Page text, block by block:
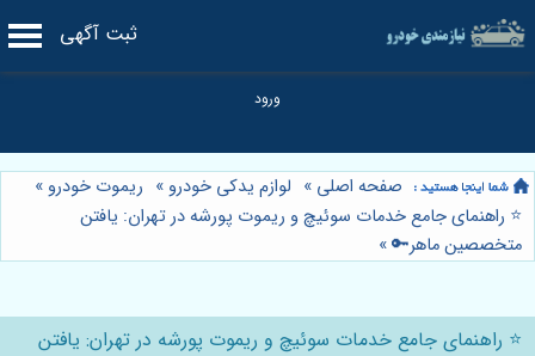
ثبت آگهی
صفحه اصلی » لوازم یدکی خودرو » ریموت خودرو »
⭐️ راهنمای جامع خدمات سوئیچ و ریموت پورشه در تهران: یافتن
متخصصین ماهر🔑»
⭐️ راهنمای جامع خدمات سوئیچ و ریموت پورشه در تهران: یافتن